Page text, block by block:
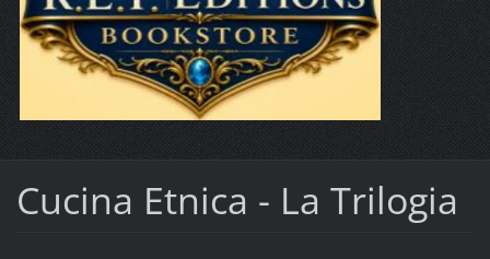
Cucina Etnica - La Trilogia